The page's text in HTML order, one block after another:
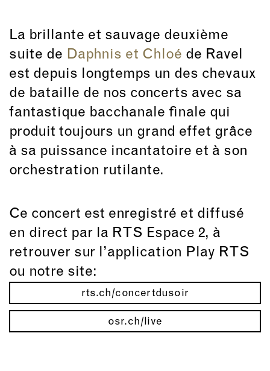
La brillante et sauvage deuxième
suite de Daphnis et Chloé de Ravel
est depuis longtemps un des chevaux
de bataille de nos concerts avec sa
fantastique bacchanale finale qui
produit toujours un grand effet grâce
à sa puissance incantatoire et à son
orchestration rutilante.
Ce concert est enregistré et diffusé
en direct par la RTS Espace 2, à
retrouver sur l’application Play RTS
ou notre site:
rts.ch/concertdusoir
osr.ch/live